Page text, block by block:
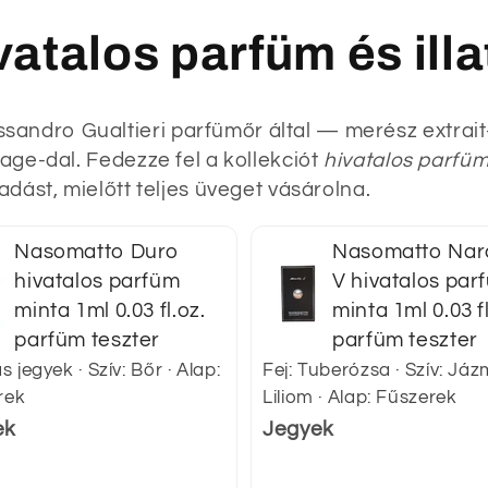
parfüm és
Gualtieri parfümőr által — merész
dal. Fedezze fel a kollekciót hivatalos
mielőtt teljes üveget vásárolna.
Nasomatto Duro
hivatalos parfüm
minta 1ml 0.03 fl.oz.
parfüm teszter
jegyek · Szív: Bőr · Alap:
Nasomatto
V hivatalos
minta 1ml 0.03
parfüm teszter
Fej: Tuberózsa · Szív:
Liliom · Alap: Fűszerek
Jegyek